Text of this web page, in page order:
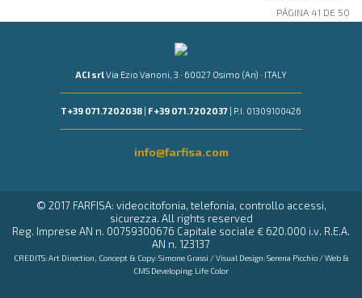
PÁGINA 41 DE 50
ACI srlVia Ezio Vanoni, 3 · 60027 Osimo (An) · ITALY
T +39 071.7202038| F +39 071.7202037| P.I. 01309100426
info@farfisa.com
© 2017 FARFISA: videocitofonia, telefonia, controllo accessi,
sicurezza. All rights reserved
Reg. Imprese AN n. 00759300676 Capitale sociale € 620.000 i.v. R.E.A.
AN n. 123137
CREDITS: Art Direction, Concept & Copy:Simone Grassi / Visual Design:Serena Picchio/ Web &
CMS Developing: Life Color